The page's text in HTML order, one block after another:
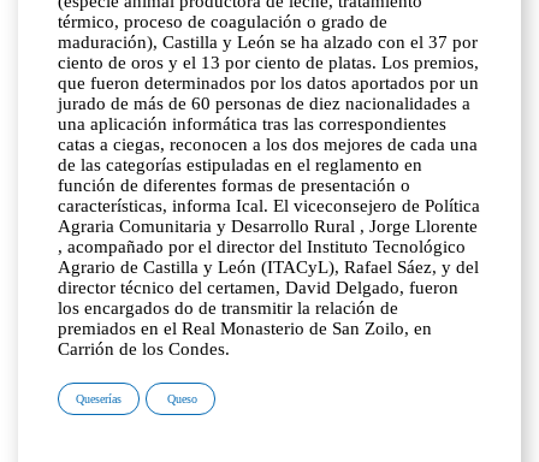
térmico, proceso de coagulación o grado de
maduración), Castilla y León se ha alzado con el 37 por
ciento de oros y el 13 por ciento de platas. Los premios,
que fueron determinados por los datos aportados por un
jurado de más de 60 personas de diez nacionalidades a
una aplicación informática tras las correspondientes
catas a ciegas, reconocen a los dos mejores de cada una
de las categorías estipuladas en el reglamento en
función de diferentes formas de presentación o
características, informa Ical. El viceconsejero de Política
Agraria Comunitaria y Desarrollo Rural , Jorge Llorente
, acompañado por el director del Instituto Tecnológico
Agrario de Castilla y León (ITACyL), Rafael Sáez, y del
director técnico del certamen, David Delgado, fueron
los encargados do de transmitir la relación de
premiados en el Real Monasterio de San Zoilo, en
Carrión de los Condes.
Queserías Queso